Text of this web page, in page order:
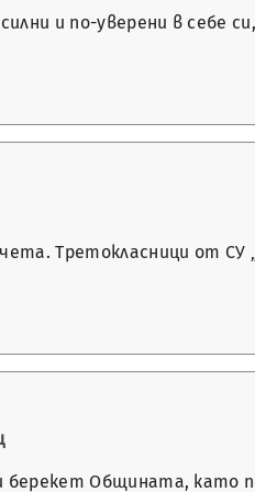
и по-уверени в себе
Третокласници от СУ
и берекет Общината, като